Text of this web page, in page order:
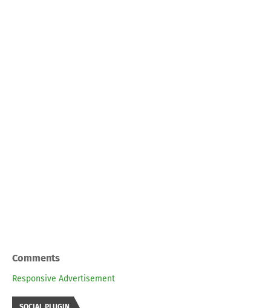
Comments
Responsive Advertisement